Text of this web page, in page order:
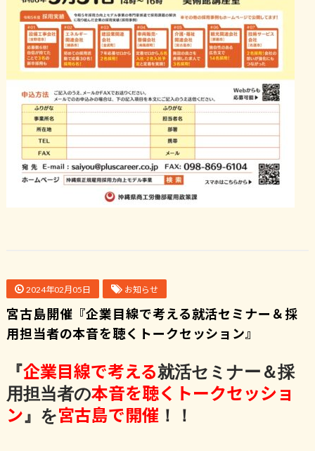
2024年02月05日 お知らせ
宮古島開催『企業目線で考える就活セミナー＆採
用担当者の本音を聴くトークセッション』
『企業目線で考える就活セミナー＆採
用担当者の本音を聴くトークセッショ
ン』を宮古島で開催 ！！